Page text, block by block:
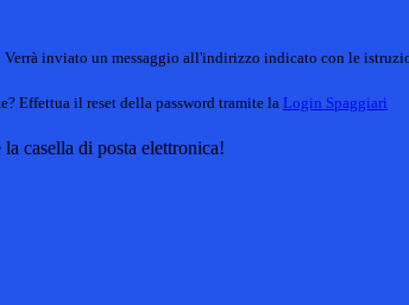
Verrà inviato un messaggio all'indirizzo indicato con le
Effettua il reset della password tramite la Login Spaggiari
casella di posta elettronica!